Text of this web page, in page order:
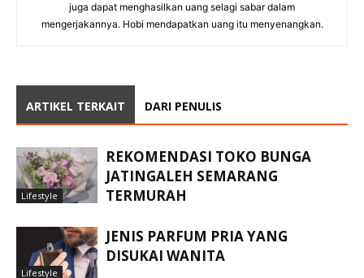
juga dapat menghasilkan uang selagi sabar dalam
mengerjakannya. Hobi mendapatkan uang itu menyenangkan.
ARTIKEL TERKAIT DARI PENULIS
Lifestyle
REKOMENDASI TOKO BUNGA
JATINGALEH SEMARANG
TERMURAH
Lifestyle
JENIS PARFUM PRIA YANG
DISUKAI WANITA